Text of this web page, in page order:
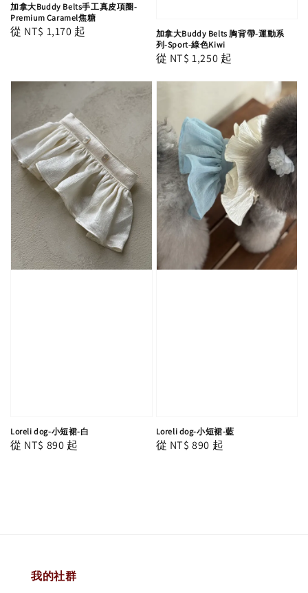
加拿大Buddy Belts手工真皮項圈-
Premium Caramel焦糖
Regular
從 NT$ 1,170 起
加拿大Buddy Belts 胸背帶-運動系
列-Sport-綠色Kiwi
Regular
從 NT$ 1,250 起
Loreli dog-小短裙-白
Regular
從 NT$ 890 起
Loreli dog-小短裙-藍
Regular
從 NT$ 890 起
我的社群